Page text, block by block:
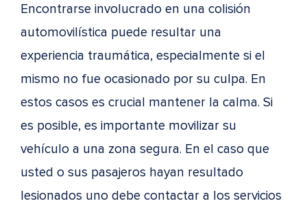
Encontrarse involucrado en una colisión
automovilística puede resultar una
experiencia traumática, especialmente si el
mismo no fue ocasionado por su culpa. En
estos casos es crucial mantener la calma. Si
es posible, es importante movilizar su
vehículo a una zona segura. En el caso que
usted o sus pasajeros hayan resultado
lesionados uno debe contactar a los servicios